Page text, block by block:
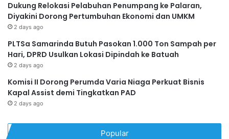
Dukung Relokasi Pelabuhan Penumpang ke Palaran,
Diyakini Dorong Pertumbuhan Ekonomi dan UMKM
2 days ago
PLTSa Samarinda Butuh Pasokan 1.000 Ton Sampah per
Hari, DPRD Usulkan Lokasi Dipindah ke Batuah
2 days ago
Komisi II Dorong Perumda Varia Niaga Perkuat Bisnis
Kapal Assist demi Tingkatkan PAD
2 days ago
Popular